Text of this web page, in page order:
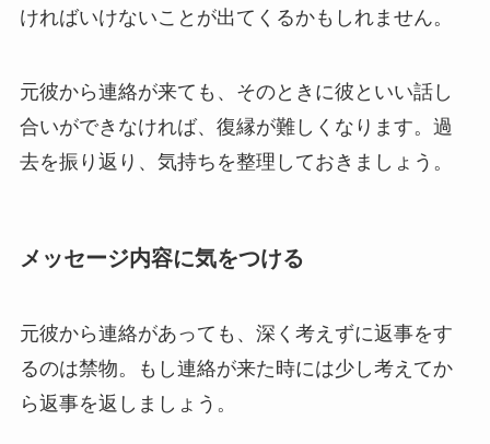
ければいけないことが出てくるかもしれません。
元彼から連絡が来ても、そのときに彼といい話し
合いができなければ、復縁が難しくなります。過
去を振り返り、気持ちを整理しておきましょう。
メッセージ内容に気をつける
元彼から連絡があっても、深く考えずに返事をす
るのは禁物。もし連絡が来た時には少し考えてか
ら返事を返しましょう。